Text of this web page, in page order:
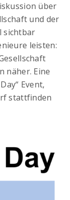
schnell
über
und der
sichtbar
leisten:
näher. Eine
Event,
stattfinden